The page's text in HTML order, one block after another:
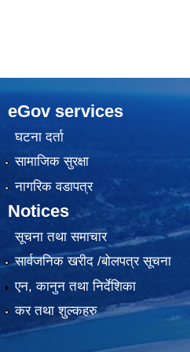
eGov services
घटना दर्ता
सामाजिक सुरक्षा
नागरिक वडापत्र
Notices
सूचना तथा समाचार
सार्वजनिक खरीद /बोलपत्र सूचना
एन, कानुन तथा निर्देशिका
कर तथा शुल्कहरु